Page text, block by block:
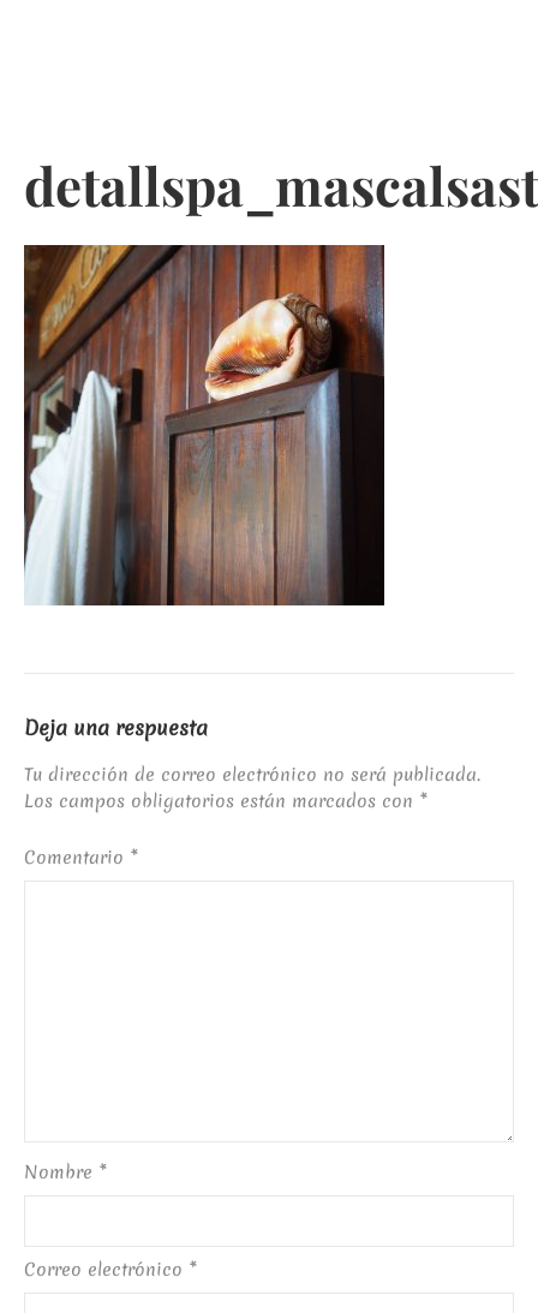
content
Deja una respuesta
Tu dirección de correo electrónico no será publicada.
Los campos obligatorios están marcados con *
Comentario *
Nombre *
Correo electrónico *